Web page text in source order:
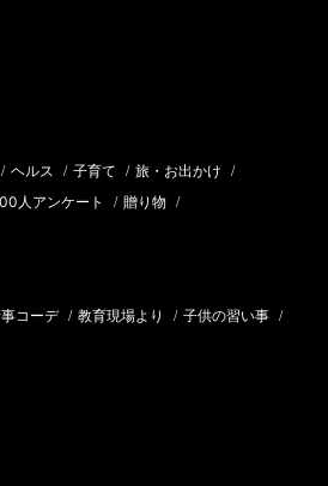
/ ヘルス / 子育て / 旅・お出かけ /
人アンケート / 贈り物 /
コーデ / 教育現場より / 子供の習い事 /